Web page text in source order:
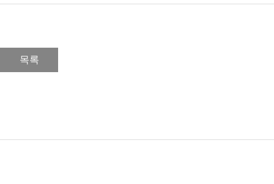
목록